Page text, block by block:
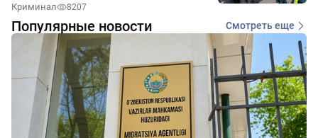
Криминал 8207
Популярные новости Смотреть еще